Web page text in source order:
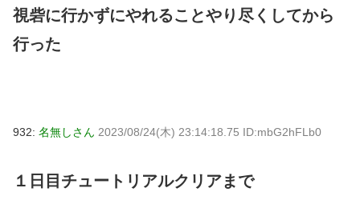
視砦に行かずにやれることやり尽くしてから
行った
932: 名無しさん 2023/08/24(木) 23:14:18.75 ID:mbG2hFLb0
１日目チュートリアルクリアまで